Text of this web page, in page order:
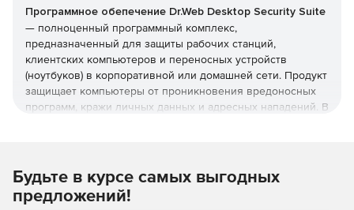
Программное обепечение Dr.Web Desktop Security Suite
— полноценный программный комплекс,
предназначенный для защиты рабочих станций,
клиентских компьютеров и переносных устройств
(ноутбуков) в корпоративной или домашней сети. Продукт
защищает компьютеры от проникновения вредоносных
программ, кражи личных данных и адресных нападений. В
проведения платежей.
Будьте в курсе самых выгодных
предложений!